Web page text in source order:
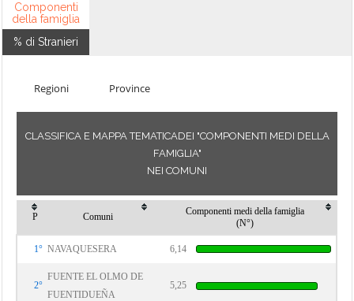
Componenti
della famiglia
% di Stranieri
Regioni Province
CLASSIFICA E MAPPA TEMATICADEI "COMPONENTI MEDI DELLA
FAMIGLIA"
NEI COMUNI
P Comuni
Componenti medi della famiglia
(N°)
1° NAVAQUESERA 6,14
2°
FUENTE EL OLMO DE
FUENTIDUEÑA
5,25